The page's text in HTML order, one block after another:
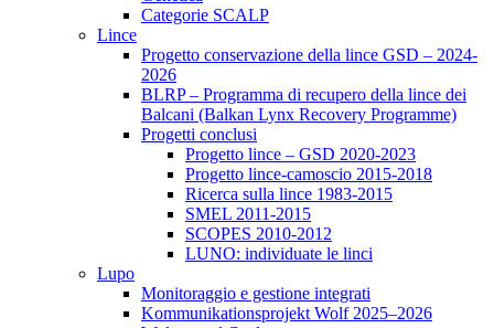
Categorie SCALP
Lince
Progetto conservazione della lince GSD – 2024-
2026
BLRP – Programma di recupero della lince dei
Balcani (Balkan Lynx Recovery Programme)
Progetti conclusi
Progetto lince – GSD 2020-2023
Progetto lince-camoscio 2015-2018
Ricerca sulla lince 1983-2015
SMEL 2011-2015
SCOPES 2010-2012
LUNO: individuate le linci
Lupo
Monitoraggio e gestione integrati
Kommunikationsprojekt Wolf 2025–2026